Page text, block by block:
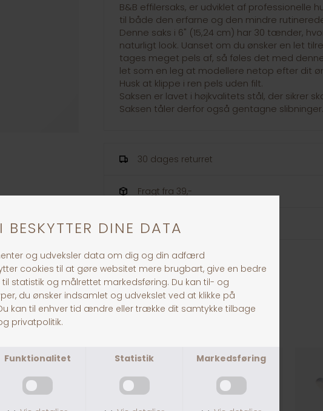
B&B effilersaks, er udviklet af professionelle
til både den erfarne og den mindre
Denne saks i 6" (15,24 cm) har 30 tænder,
naturligt look. Uanset om du ønsker en let
tages meget pels af, så føles det med
let som en leg at modellere netop efter dit
Husk at klippe i ren pels uden filt.
Saksen er lavet i højkvalitets stål, der sikrer
Saksen tåler derfor også gentagne slibninger.
30 dages returret
Fragt fra 39,-
1-3 dages levering
ANDRE KØBTE OGSÅ